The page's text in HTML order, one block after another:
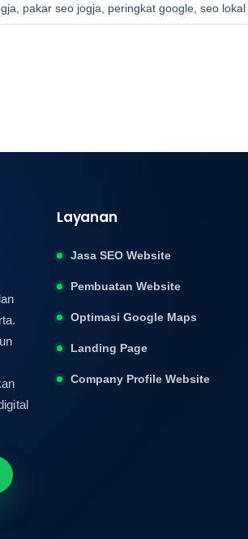
pakar seo jogja peringkat google seo lokal
Layanan
Jasa SEO Website
Pembuatan Website
Optimasi Google Maps
Landing Page
Company Profile Website